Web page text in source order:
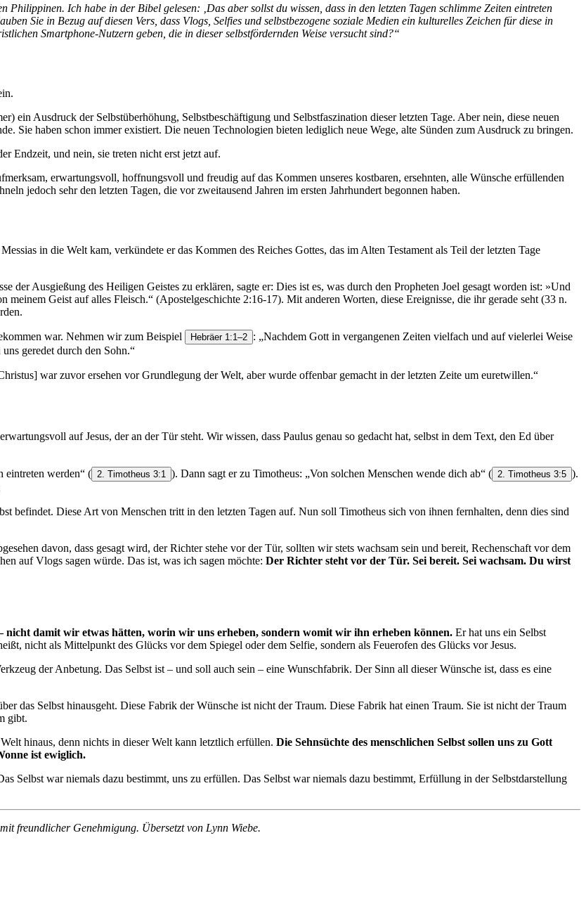
Ich habe in der Bibel gelesen: ‚Das aber sollst du wissen, dass in den letzten Tagen schlimme Zeiten eintreten
Sie in Bezug auf diesen Vers, dass Vlogs, Selfies und selbstbezogene soziale Medien ein kulturelles Zeichen für diese in
Smartphone-Nutzern geben, die in dieser selbstfördernden Weise versucht sind?“
ein Ausdruck der Selbstüberhöhung, Selbstbeschäftigung und Selbstfaszination dieser letzten Tage. Aber nein, diese neuen
Sie haben schon immer existiert. Die neuen Technologien bieten lediglich neue Wege, alte Sünden zum Ausdruck zu bringen.
Endzeit, und nein, sie treten nicht erst jetzt auf.
erwartungsvoll, hoffnungsvoll und freudig auf das Kommen unseres kostbaren, ersehnten, alle Wünsche erfüllenden
jedoch sehr den letzten Tagen, die vor zweitausend Jahren im ersten Jahrhundert begonnen haben.
in die Welt kam, verkündete er das Kommen des Reiches Gottes, das im Alten Testament als Teil der letzten Tage
der Ausgießung des Heiligen Geistes zu erklären, sagte er: Dies ist es, was durch den Propheten Joel gesagt worden ist: »Und
Geist auf alles Fleisch.“ (‭‭Apostelgeschichte‬ ‭2‬:‭16‬-‭17‬). Mit anderen Worten, diese Ereignisse, die ihr gerade seht (33 n.
war. Nehmen wir zum Beispiel Hebräer 1:1–2 : „Nachdem Gott in vergangenen Zeiten vielfach und auf vielerlei Weise
geredet durch den Sohn.“
war zuvor ersehen vor Grundlegung der Welt, aber wurde offenbar gemacht in der letzten Zeite um euretwillen.“
auf Jesus, der an der Tür steht. Wir wissen, dass Paulus genau so gedacht hat, selbst in dem Text, den Ed über
eintreten werden“ ( 2. Timotheus 3:1 ). Dann sagt er zu Timotheus: „Von solchen Menschen wende dich ab“ ( 2. Timotheus 3:5 ).
befindet. Diese Art von Menschen tritt in den letzten Tagen auf. Nun soll Timotheus sich von ihnen fernhalten, denn dies sind
davon, dass gesagt wird, der Richter stehe vor der Tür, sollten wir stets wachsam sein und bereit, Rechenschaft vor dem
auf Vlogs sagen würde. Das ist, was ich sagen möchte: Der Richter steht vor der Tür. Sei bereit. Sei wachsam. Du wirst
nicht damit wir etwas hätten, worin wir uns erheben, sondern womit wir ihn erheben können. Er hat uns ein Selbst
nicht als Mittelpunkt des Glücks vor dem Spiegel oder dem Selfie, sondern als Feuerofen des Glücks vor Jesus.
der Anbetung. Das Selbst ist – und soll auch sein – eine Wunschfabrik. Der Sinn all dieser Wünsche ist, dass es eine
das Selbst hinausgeht. Diese Fabrik der Wünsche ist nicht der Traum. Diese Fabrik hat einen Traum. Sie ist nicht der Traum
gibt.
hinaus, denn nichts in dieser Welt kann letztlich erfüllen. Die Sehnsüchte des menschlichen Selbst sollen uns zu Gott
ist ewiglich.
Selbst war niemals dazu bestimmt, uns zu erfüllen. Das Selbst war niemals dazu bestimmt, Erfüllung in der Selbstdarstellung
freundlicher Genehmigung. Übersetzt von Lynn Wiebe.